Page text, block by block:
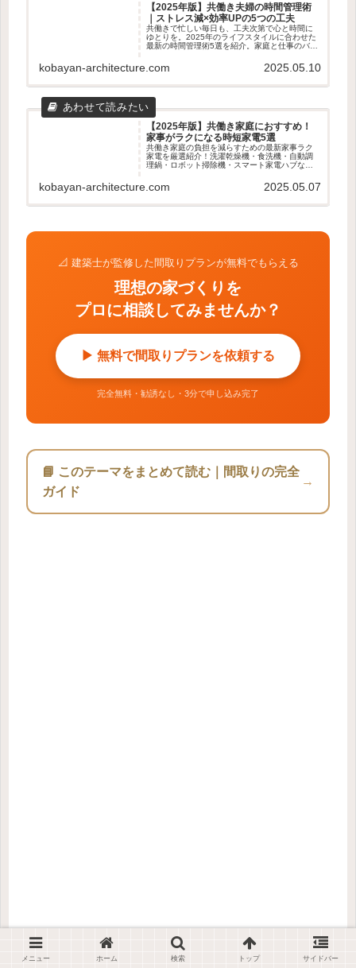
【2025年版】共働き夫婦の時間管理術
｜ストレス減×効率UPの5つの工夫
共働きで忙しい毎日も、工夫次第で心と時間に
ゆとりを。2025年のライフスタイルに合わせた
最新の時間管理術5選を紹介。家庭と仕事のバラ
kobayan-architecture.com 2025.05.10
【2025年版】共働き家庭におすすめ！
家事がラクになる時短家電5選
共働き家庭の負担を減らすための最新家事ラク
家電を厳選紹介！洗濯乾燥機・食洗機・自動調
理鍋・ロボット掃除機・スマート家電ハブな
kobayan-architecture.com 2025.05.07
📐 建築士が監修した間取りプランが無料でもらえる
理想の家づくりを
プロに相談してみませんか？
▶ 無料で間取りプランを依頼する
完全無料・勧誘なし・3分で申し込み完了
📘 このテーマをまとめて読む｜間取りの完全
ガイド
→
メニュー ホーム 検索 トップ サイドバー